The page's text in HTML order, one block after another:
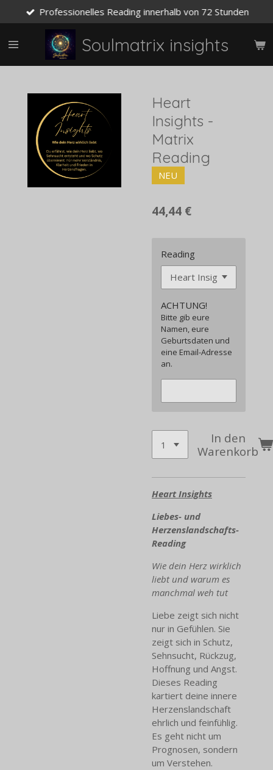
Hauptinhalt
springen
Soulmatrix insights
Professionelles Reading innerhalb von 72 Stunden
Heart
Insights -
Matrix
Reading
NEU
44,44 €
Reading
ACHTUNG!
Bitte gib eure
Namen, eure
Geburtsdaten und
eine Email-Adresse
an.
In den
Warenkorb
Heart Insights
Liebes- und
Herzenslandschafts-
Reading
Wie dein Herz wirklich
liebt und warum es
manchmal weh tut
Liebe zeigt sich nicht
nur in Gefühlen. Sie
zeigt sich in Schutz,
Sehnsucht, Rückzug,
Hoffnung und Angst.
Dieses Reading
kartiert deine innere
Herzenslandschaft
ehrlich und feinfühlig.
Es geht nicht um
Prognosen, sondern
um Verstehen.